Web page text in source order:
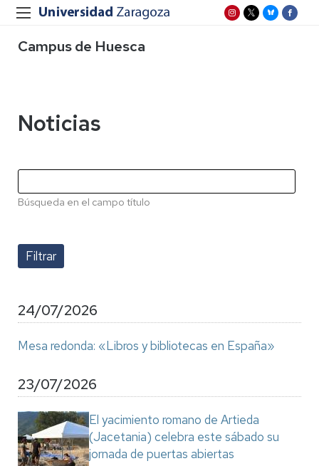
Campus de Huesca
Noticias
Búsqueda en el campo título
24/07/2026
Mesa redonda: «Libros y bibliotecas en España»
23/07/2026
El yacimiento romano de Artieda
(Jacetania) celebra este sábado su
jornada de puertas abiertas